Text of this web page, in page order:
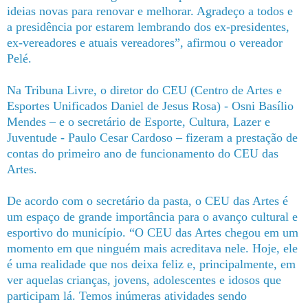
ideias novas para renovar e melhorar. Agradeço a todos e
a presidência por estarem lembrando dos ex-presidentes,
ex-vereadores e atuais vereadores”, afirmou o vereador
Pelé.
Na Tribuna Livre, o diretor do CEU (Centro de Artes e
Esportes Unificados Daniel de Jesus Rosa) - Osni Basílio
Mendes – e o secretário de Esporte, Cultura, Lazer e
Juventude - Paulo Cesar Cardoso – fizeram a prestação de
contas do primeiro ano de funcionamento do CEU das
Artes.
De acordo com o secretário da pasta, o CEU das Artes é
um espaço de grande importância para o avanço cultural e
esportivo do município. “O CEU das Artes chegou em um
momento em que ninguém mais acreditava nele. Hoje, ele
é uma realidade que nos deixa feliz e, principalmente, em
ver aquelas crianças, jovens, adolescentes e idosos que
participam lá. Temos inúmeras atividades sendo